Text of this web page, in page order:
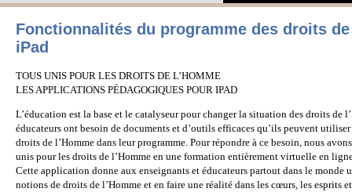
Fonctionnalités du programme des droits de
iPad
TOUS UNIS POUR LES DROITS DE L’HOMME
LES APPLICATIONS PÉDAGOGIQUES POUR IPAD
L’éducation est la base et le catalyseur pour changer la situation des droits de
éducateurs ont besoin de documents et d’outils efficaces qu’ils peuvent
droits de l’Homme dans leur programme. Pour répondre à ce besoin, nous
unis pour les droits de l’Homme en une formation entièrement virtuelle en
Cette application donne aux enseignants et éducateurs partout dans le monde
notions de droits de l’Homme et en faire une réalité dans les cœurs, les esprits